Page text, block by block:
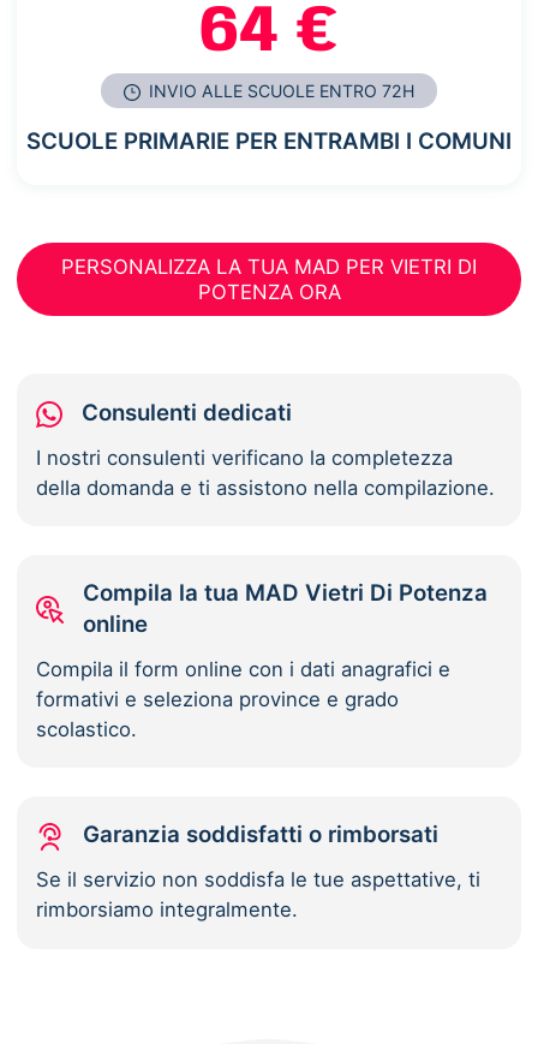
64 €
INVIO ALLE SCUOLE ENTRO 72H
SCUOLE PRIMARIE PER ENTRAMBI I COMUNI
PERSONALIZZA LA TUA MAD PER VIETRI DI
POTENZA ORA
Consulenti dedicati
I nostri consulenti verificano la completezza
della domanda e ti assistono nella compilazione.
Compila la tua MAD Vietri Di Potenza
online
Compila il form online con i dati anagrafici e
formativi e seleziona province e grado
scolastico.
Garanzia soddisfatti o rimborsati
Se il servizio non soddisfa le tue aspettative, ti
rimborsiamo integralmente.